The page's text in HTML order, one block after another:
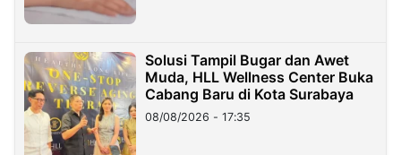
Solusi Tampil Bugar dan Awet
Muda, HLL Wellness Center Buka
Cabang Baru di Kota Surabaya
08/08/2026 - 17:35